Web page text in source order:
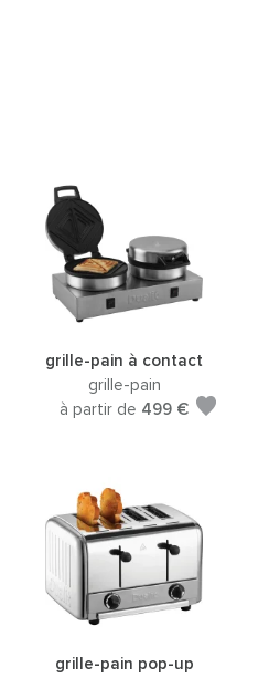
grille-pain à contact
grille-pain
à partir de 499 €
grille-pain pop-up